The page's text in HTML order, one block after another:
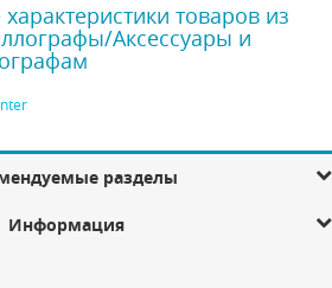
товаров из
Аксессуары и
разделы
Информация